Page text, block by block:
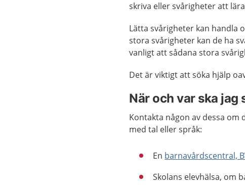
skriva eller svårigheter att
Lätta svårigheter kan handla
stora svårigheter kan de ha
vanligt att sådana stora
Det är viktigt att söka hjälp
När och var ska jag
Kontakta någon av dessa
med tal eller språk:
En barnavårdscentral,
Skolans elevhälsa, om